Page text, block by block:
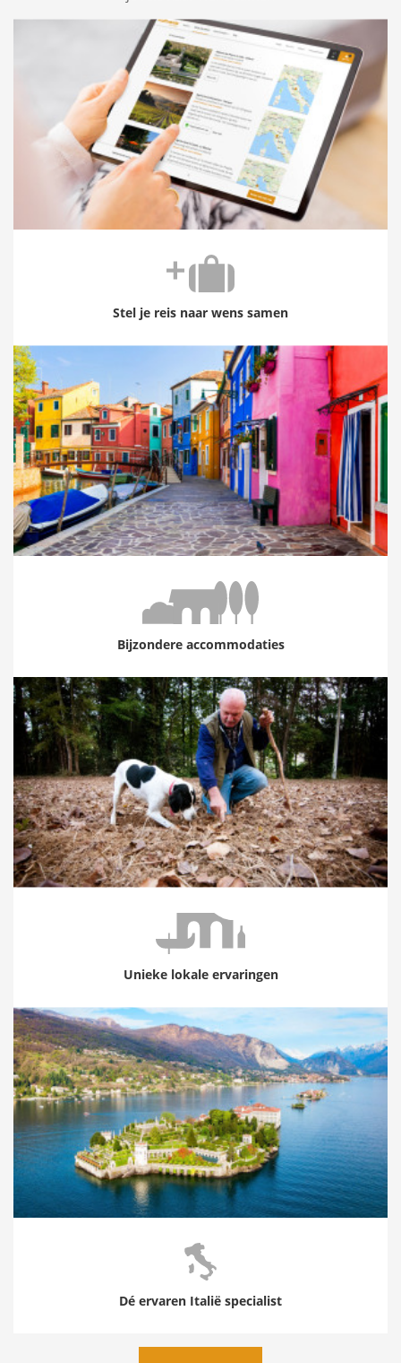
Stel je reis naar wens samen
Bijzondere accommodaties
Unieke lokale ervaringen
Dé ervaren Italië specialist